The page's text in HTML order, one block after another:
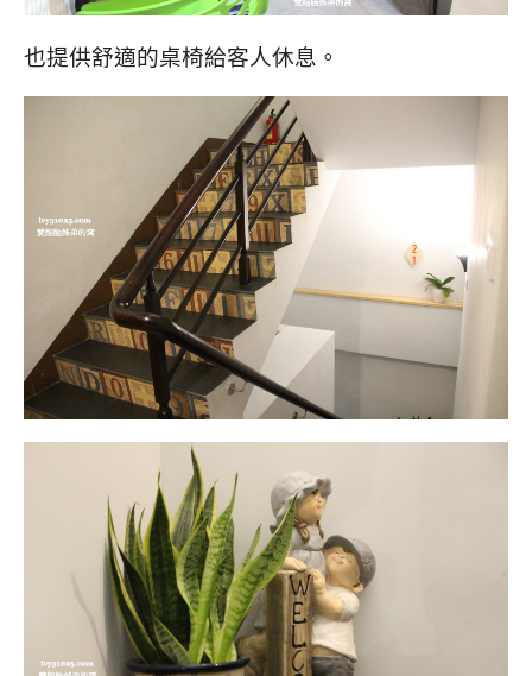
也提供舒適的桌椅給客人休息。